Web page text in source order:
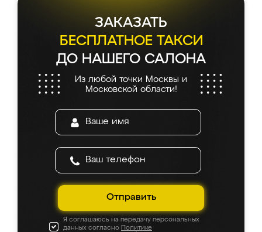
ЗАКАЗАТЬ
БЕСПЛАТНОЕ ТАКСИ
ДО НАШЕГО САЛОНА
Из любой точки Москвы и
Московской области!
Отправить
Я соглашаюсь на передачу персональных
данных согласно Политике